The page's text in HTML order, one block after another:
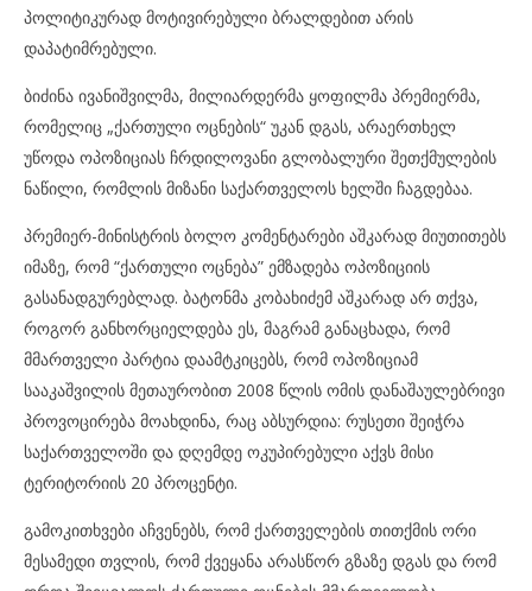
პოლიტიკურად მოტივირებული ბრალდებით არის
დაპატიმრებული.
ბიძინა ივანიშვილმა, მილიარდერმა ყოფილმა პრემიერმა,
რომელიც „ქართული ოცნების“ უკან დგას, არაერთხელ
უწოდა ოპოზიციას ჩრდილოვანი გლობალური შეთქმულების
ნაწილი, რომლის მიზანი საქართველოს ხელში ჩაგდებაა.
პრემიერ-მინისტრის ბოლო კომენტარები აშკარად მიუთითებს
იმაზე, რომ “ქართული ოცნება” ემზადება ოპოზიციის
გასანადგურებლად. ბატონმა კობახიძემ აშკარად არ თქვა,
როგორ განხორციელდება ეს, მაგრამ განაცხადა, რომ
მმართველი პარტია დაამტკიცებს, რომ ოპოზიციამ
სააკაშვილის მეთაურობით 2008 წლის ომის დანაშაულებრივი
პროვოცირება მოახდინა, რაც აბსურდია: რუსეთი შეიჭრა
საქართველოში და დღემდე ოკუპირებული აქვს მისი
ტერიტორიის 20 პროცენტი.
გამოკითხვები აჩვენებს, რომ ქართველების თითქმის ორი
მესამედი თვლის, რომ ქვეყანა არასწორ გზაზე დგას და რომ